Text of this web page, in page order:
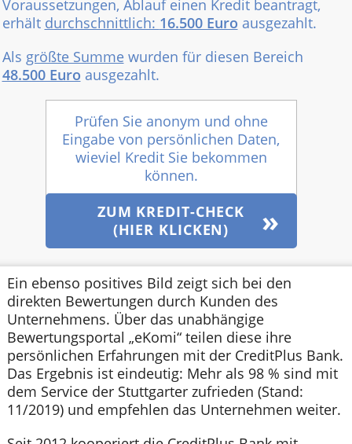
Voraussetzungen, Ablauf einen Kredit beantragt,
erhält durchschnittlich: 16.500 Euro ausgezahlt.
Als größte Summewurden für diesen Bereich
48.500 Euro ausgezahlt.
Prüfen Sie anonym und ohne
Eingabe von persönlichen Daten,
wieviel Kredit Sie bekommen
können.
ZUM KREDIT-CHECK
(HIER KLICKEN)
Ein ebenso positives Bild zeigt sich bei den
direkten Bewertungen durch Kunden des
Unternehmens. Über das unabhängige
Bewertungsportal „eKomi“ teilen diese ihre
persönlichen Erfahrungen mit der CreditPlus Bank.
Das Ergebnis ist eindeutig: Mehr als 98 % sind mit
dem Service der Stuttgarter zufrieden (Stand:
11/2019) und empfehlen das Unternehmen weiter.